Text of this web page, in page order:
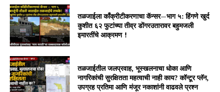
तळजाईला काँक्रीटीकरणाचा कॅन्सर—भाग ५: हिंगणे खुर्द
कुशीत ६२ फुटांच्या तीव्र डोंगरउतारावर बहुमजली
इमारतींचे आक्रमण !
तळजाईतील जलप्रवाह, भूस्खलनाचा धोका आणि
नागरिकांची सुरक्षितता महत्वाची नाही काय? कॉन्टूर प्लॅन,
उपग्रह प्रतिमा आणि मंजूर नकाशांनी वाढवले प्रश्न